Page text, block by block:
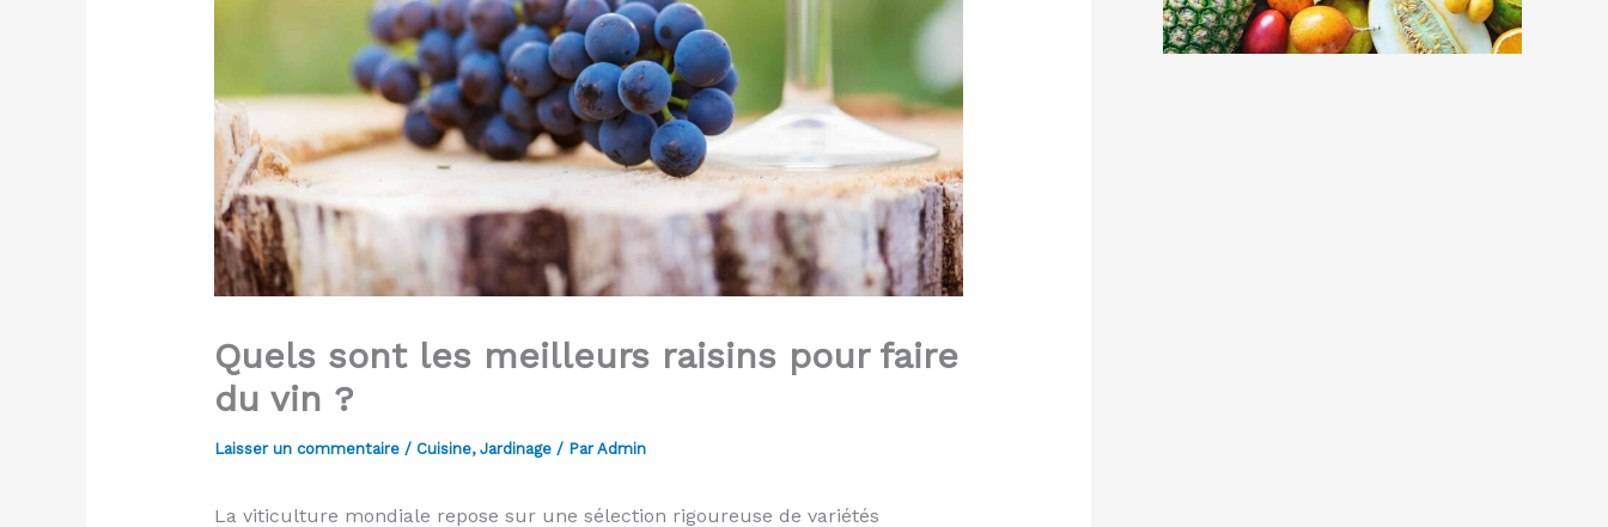
Quels sont les meilleurs raisins pour faire
du vin ?
Laisser un commentaire / Cuisine, Jardinage/ ParAdmin
La viticulture mondiale repose sur une sélection rigoureuse de variétés